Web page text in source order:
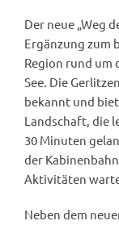
Der neue „Weg
Ergänzung zum
Region rund um
See. Die
bekannt und
Landschaft, die
30 Minuten
der
Aktivitäten
Neben dem